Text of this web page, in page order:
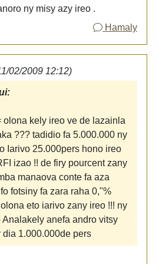
ny misy azy ireo .
Hamaly
02/2009 12:12)
olona kely ireo ve de lazainla
??? tadidio fa 5.000.000 ny
Iarivo 25.000pers hono ireo
izao !! de firy pourcent zany
manaova conte fa aza
fotsiny fa zara raha 0,"%
eto iarivo zany ireo !!! ny
Analakely anefa andro vitsy
dia 1.000.000de pers